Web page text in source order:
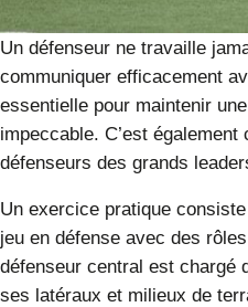
Un défenseur ne travaille
communiquer efficacement
essentielle pour maintenir
impeccable. C’est
défenseurs des grands
Un exercice pratique
jeu en défense avec des
défenseur central est chargé
ses latéraux et milieux de